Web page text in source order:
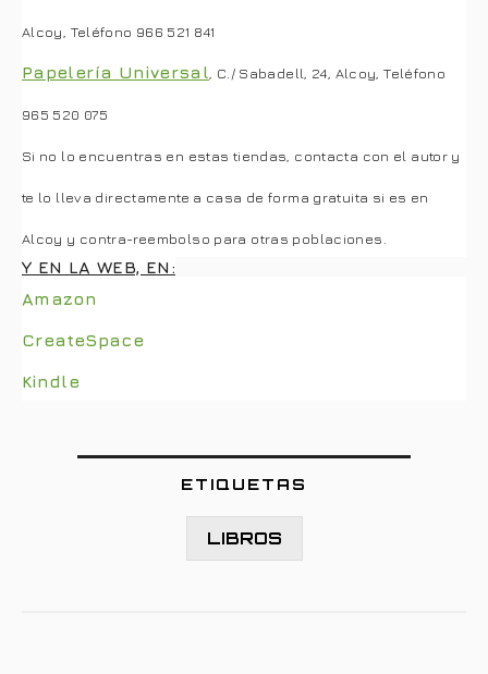
Alcoy, Teléfono 966 521 841
Papelería Universal , C./ Sabadell, 24, Alcoy, Teléfono
965 520 075
Si no lo encuentras en estas tiendas, contacta con el autor y
te lo lleva directamente a casa de forma gratuita si es en
Alcoy y contra-reembolso para otras poblaciones.
Y EN LA WEB, EN:
Amazon
CreateSpace
Kindle
ETIQUETAS
LIBROS